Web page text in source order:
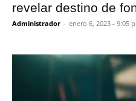
revelar destino de
Administrador - enero 6, 2023 - 9:05